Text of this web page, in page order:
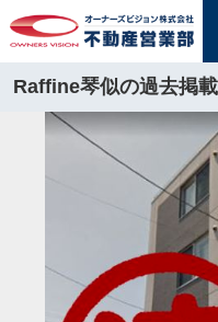
Raffine琴似の過去掲